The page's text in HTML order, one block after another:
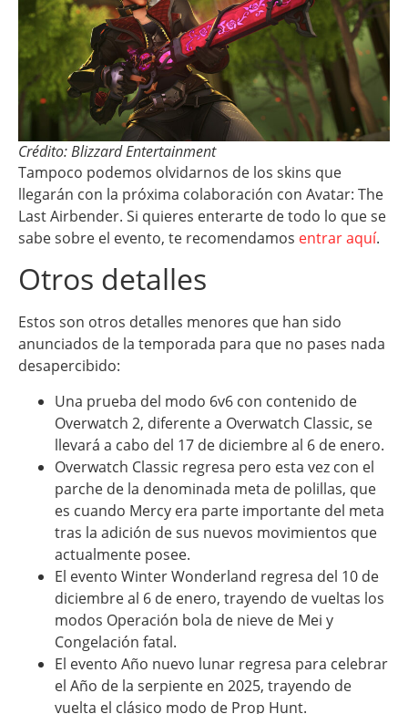
Crédito: Blizzard Entertainment
Tampoco podemos olvidarnos de los skins que
llegarán con la próxima colaboración con Avatar: The
Last Airbender. Si quieres enterarte de todo lo que se
sabe sobre el evento, te recomendamos entrar aquí.
Otros detalles
Estos son otros detalles menores que han sido
anunciados de la temporada para que no pases nada
desapercibido:
Una prueba del modo 6v6 con contenido de
Overwatch 2, diferente a Overwatch Classic, se
llevará a cabo del 17 de diciembre al 6 de enero.
Overwatch Classic regresa pero esta vez con el
parche de la denominada meta de polillas, que
es cuando Mercy era parte importante del meta
tras la adición de sus nuevos movimientos que
actualmente posee.
El evento Winter Wonderland regresa del 10 de
diciembre al 6 de enero, trayendo de vueltas los
modos Operación bola de nieve de Mei y
Congelación fatal.
El evento Año nuevo lunar regresa para celebrar
el Año de la serpiente en 2025, trayendo de
vuelta el clásico modo de Prop Hunt.